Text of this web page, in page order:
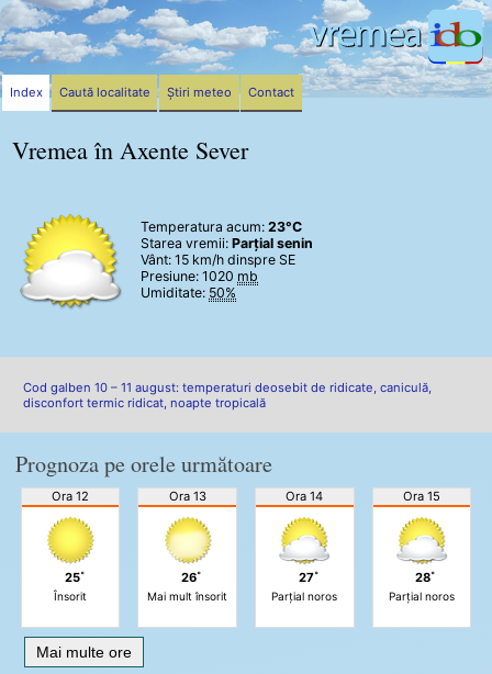
Vremea în Axente Sever
Temperatura acum: 23°C
Starea vremii: Parțial senin
Vânt: 15 km/h dinspre SE
Presiune: 1020 mb
Umiditate: 50%
Cod galben 10 – 11 august: temperaturi deosebit de ridicate, caniculă,
disconfort termic ridicat, noapte tropicală
Prognoza pe orele următoare
Ora 12
25˚
Însorit
Ora 13
26˚
Mai mult însorit
Ora 14
27˚
Parțial noros
Ora 15
28˚
Parțial noros
Mai multe ore
Index Caută localitate Știri meteo Contact